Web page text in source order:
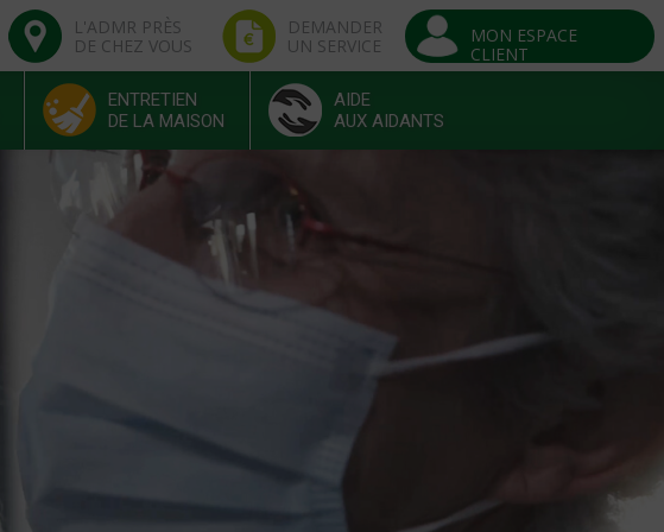
L'ADMR PRÈS
DE CHEZ VOUS
DEMANDER
UN SERVICE
MON ESPACE
CLIENT
ENTRETIEN
DE LA MAISON
AIDE
AUX AIDANTS